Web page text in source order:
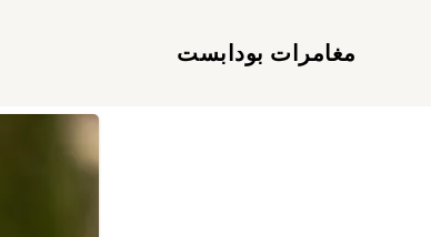
مغامرات بودابست